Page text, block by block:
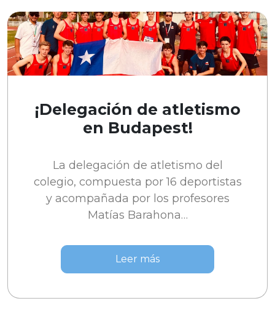
¡Delegación de atletismo
en Budapest!
La delegación de atletismo del
colegio, compuesta por 16 deportistas
y acompañada por los profesores
Matías Barahona…
Leer más